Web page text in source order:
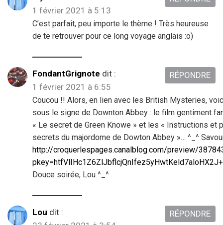
1 février 2021 à 5:13
C’est parfait, peu importe le thème ! Très heureuse
de te retrouver pour ce long voyage anglais :o)
FondantGrignote dit :
1 février 2021 à 6:55
Coucou !! Alors, en lien avec les British Mysteries,
sous le signe de Downton Abbey : le film gentiment
« Le secret de Green Knowe » et les « Instructions et
secrets du majordome de Dowton Abbey »… ^_^
http://croquerlespages.canalblog.com/preview/
Douce soirée, Lou ^_^
RÉPONDRE
Lou dit :
RÉPONDRE